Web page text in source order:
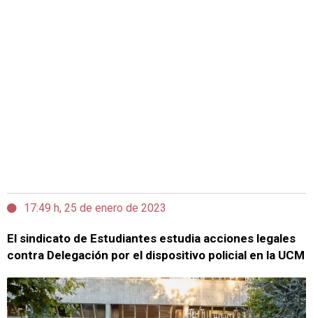
17:49 h, 25 de enero de 2023
El sindicato de Estudiantes estudia acciones legales
contra Delegación por el dispositivo policial en la UCM